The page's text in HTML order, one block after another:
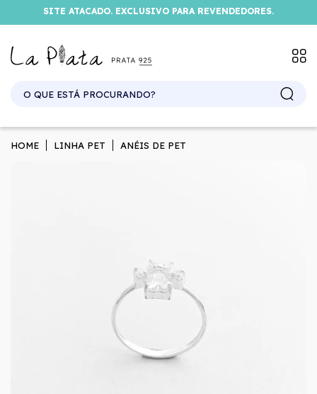
SITE ATACADO. EXCLUSIVO PARA REVENDEDORES.
HOME LINHA PET ANÉIS DE PET